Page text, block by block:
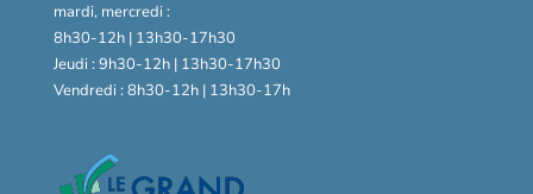
mardi, mercredi :
8h30-12h | 13h30-17h30
Jeudi : 9h30-12h | 13h30-17h30
Vendredi : 8h30-12h | 13h30-17h